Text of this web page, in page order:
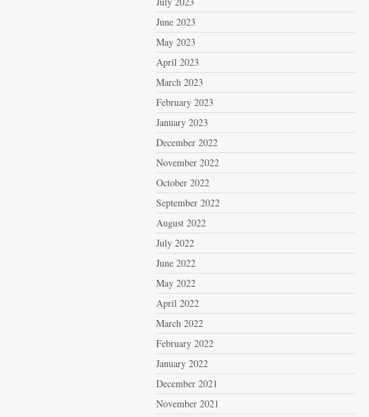
June 2023
May 2023
April 2023
March 2023
February 2023
January 2023
December 2022
November 2022
October 2022
September 2022
August 2022
July 2022
June 2022
May 2022
April 2022
March 2022
February 2022
January 2022
December 2021
November 2021